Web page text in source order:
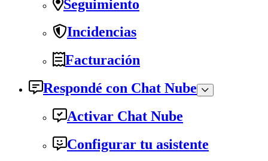
Seguimiento
Incidencias
Facturación
Respondé con Chat Nube
Activar Chat Nube
Configurar tu asistente